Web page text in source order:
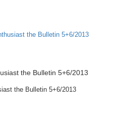
the Bulletin 5+6/2013
the Bulletin 5+6/2013